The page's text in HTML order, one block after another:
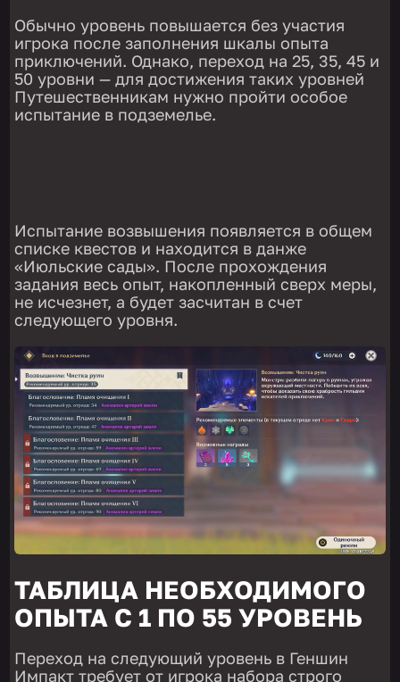
Обычно уровень повышается без участия
игрока после заполнения шкалы опыта
приключений. Однако, переход на 25, 35, 45 и
50 уровни — для достижения таких уровней
Путешественникам нужно пройти особое
испытание в подземелье.
Испытание возвышения появляется в общем
списке квестов и находится в данже
«Июльские сады». После прохождения
задания весь опыт, накопленный сверх меры,
не исчезнет, а будет засчитан в счет
следующего уровня.
ТАБЛИЦА НЕОБХОДИМОГО
ОПЫТА С 1 ПО 55 УРОВЕНЬ
Переход на следующий уровень в Геншин
Импакт требует от игрока набора строго